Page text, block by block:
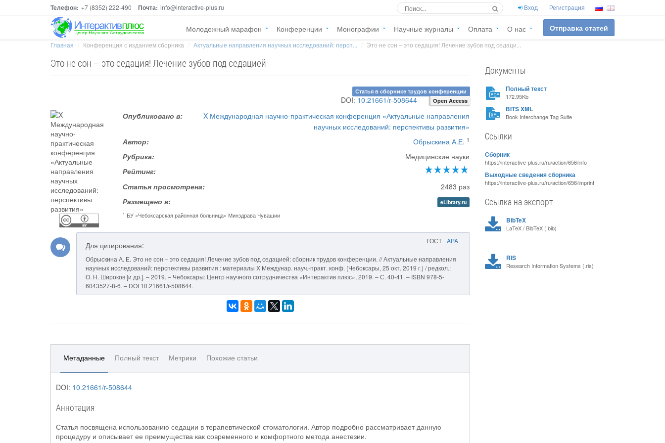
Телефон: +7 (8352) 222-490 Почта: info@interactive-plus.ru Вход Регистрация
Молодежный марафон Конференции Монографии Научные журналы Оплата О нас Отправка статей
Главная Конференция с изданием сборника Актуальные направления научных исследований: персп... Это не сон – это седация! Лечение зубов под седаци...
Это не сон – это седация! Лечение зубов под седацией
Статья в сборнике трудов конференции
DOI: 10.21661/r-508644 Open Access
Опубликовано в:
X Международная научно-практическая конференция «Актуальные направления
научных исследований: перспективы развития»
Автор:
Обрыскина А.Е. 1
Рубрика:
Медицинские науки
Рейтинг:
Статья просмотрена:
2483 раз
Размещено в:
eLibrary.ru
1 БУ «Чебоксарская районная больница» Минздрава Чувашии
ГОСТ APA
Для цитирования:
Обрыскина А. Е. Это не сон – это седация! Лечение зубов под седацией: сборник трудов конференции. // Актуальные направления
научных исследований: перспективы развития : материалы X Междунар. науч.-практ. конф. (Чебоксары, 25 окт. 2019 г.) / редкол.:
О. Н. Широков [и др.]. – 2019. – Чебоксары: Центр научного сотрудничества «Интерактив плюс», 2019. – С. 40-41. – ISBN 978-5-
6043527-8-6. – DOI 10.21661/r-508644.
Метаданные Полный текст Метрики Похожие статьи
DOI: 10.21661/r-508644
Аннотация
Статья посвящена использованию седации в терапевтической стоматологии. Автор подробно рассматривает данную
процедуру и описывает ее преимущества как современного и комфортного метода анестезии.
Документы
Полный текст
172.95Kb
BITS XML
Book Interchange Tag Suite
Ссылки
Сборник
https://interactive-plus.ru/ru/action/656/info
Выходные сведения сборника
https://interactive-plus.ru/ru/action/656/imprint
Ссылка на экспорт
BibTeX
LaTeX / BibTeX (.bib)
RIS
Research Information Systems (.ris)